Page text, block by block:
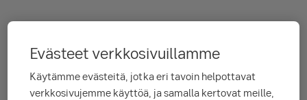
5,016 mrd. SEK (4,493) kertaerä pois lukien.
vertailukaudesta 10,6 miljardiin kruunuun.
Evästeet verkkosivuillamme
Käytämme evästeitä, jotka eri tavoin helpottavat
verkkosivujemme käyttöä, ja samalla kertovat meille,